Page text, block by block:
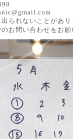
られないことがあり
お問い合わせをお願